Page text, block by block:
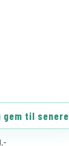
til senere